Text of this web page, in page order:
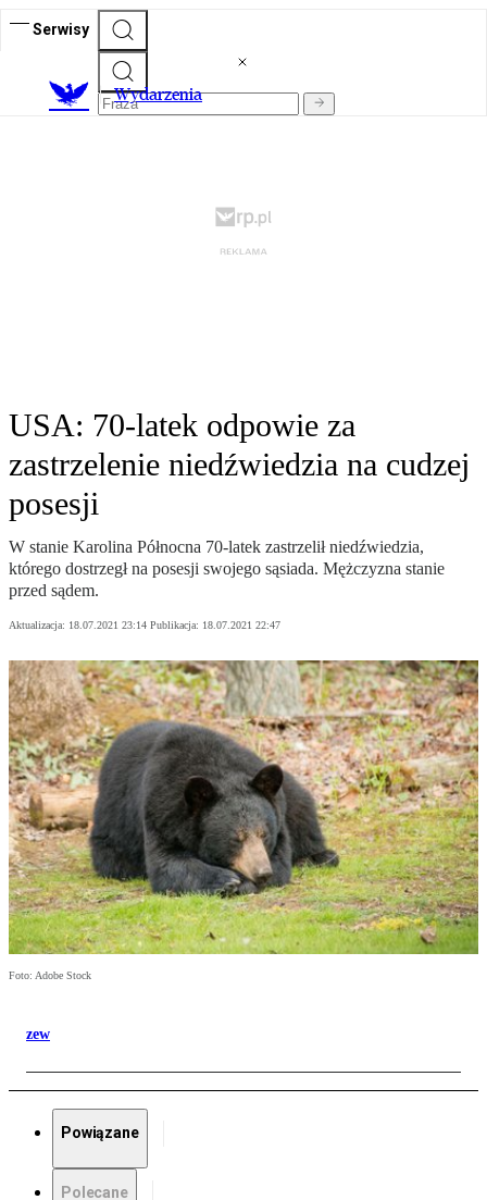
Serwisy
Wydarzenia
USA: 70-latek odpowie za
zastrzelenie niedźwiedzia na cudzej
posesji
W stanie Karolina Północna 70-latek zastrzelił niedźwiedzia,
którego dostrzegł na posesji swojego sąsiada. Mężczyzna stanie
przed sądem.
Aktualizacja: 18.07.2021 23:14 Publikacja: 18.07.2021 22:47
Foto: Adobe Stock
zew
Powiązane
Polecane